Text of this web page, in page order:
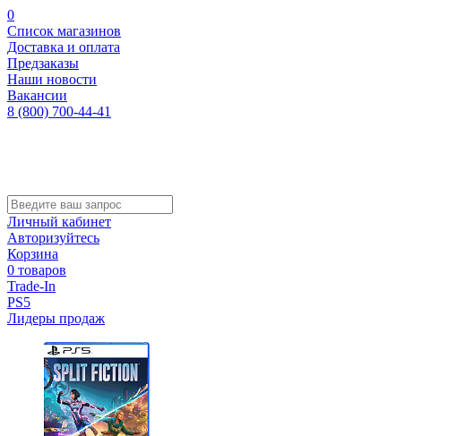
0
Список магазинов
Доставка и оплата
Предзаказы
Наши новости
Вакансии
8 (800) 700-44-41
Личный кабинет
Авторизуйтесь
Корзина
0 товаров
Trade-In
PS5
Лидеры продаж